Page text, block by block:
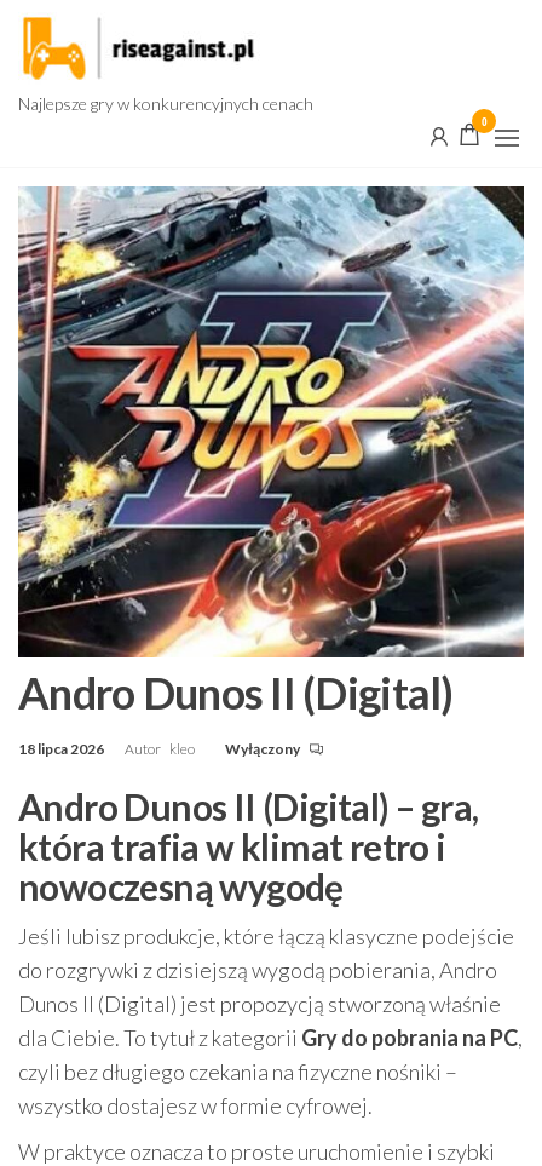
Przejdź
treści
Najlepsze gry w konkurencyjnych cenach
0
Andro Dunos II (Digital)
18 lipca 2026 Autor kleo Wyłączony
Andro Dunos II (Digital) – gra,
która trafia w klimat retro i
nowoczesną wygodę
Jeśli lubisz produkcje, które łączą klasyczne podejście
do rozgrywki z dzisiejszą wygodą pobierania, Andro
Dunos II (Digital) jest propozycją stworzoną właśnie
dla Ciebie. To tytuł z kategorii Gry do pobrania na PC,
czyli bez długiego czekania na fizyczne nośniki –
wszystko dostajesz w formie cyfrowej.
W praktyce oznacza to proste uruchomienie i szybki